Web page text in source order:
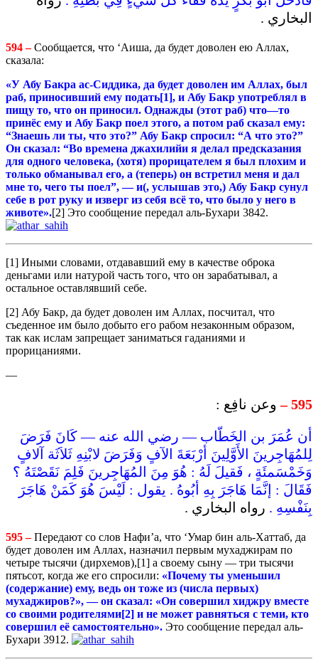
البخاري .
594 –Сообщается, что ‘Аиша, да будет доволен ею Аллах,
сказала:
«У Абу Бакра ас-Сиддика, да будет доволен им Аллах, был
раб, приносивший ему подать[1], и Абу Бакр употреблял в
пищу то, что он приносил. Однажды (этот раб) что—то
принёс ему и Абу Бакр поел этого, а потом раб сказал ему:
“Знаешь ли ты, что это?” Абу Бакр спросил: “А что это?”
Он сказал: “Во времена джахилийи я делал предсказания
для одного человека, (хотя) прорицателем я был плохим и
только обманывал его, а (теперь) он встретил меня и дал
мне то, чего ты поел”, — и(, услышав это,) Абу Бакр сунул
себе в рот руку и изверг из себя всё то, что было у него в
животе».[2] Это сообщение передал аль-Бухари 3842.
[1] Иными словами, отдававший ему в качестве оброка
деньгами или натурой часть того, что он зарабатывал, а
остальное оставлявший себе.
[2] Абу Бакр, да будет доволен им Аллах, посчитал, что
съеденное им было добыто его рабом незаконным образом,
так как ислам запрещает заниматься гаданиями и
прорицаниями.
—
595 – وعن نافِع :
أن عُمَرَ بن الخَطّاب — رضي الله عنه — كَانَ فَرَضَ
لِلمُهَاجِرينَ الأَوَّلِينَ أرْبَعَةَ الآفٍ وَفَرَضَ لابْنِهِ ثَلاَثَة آلافٍ
وَخَمْسَمئَةٍ ، فَقيلَ لَهُ : هُوَ مِنَ المُهَاجِرينَ فَلِمَ نَقَصْتَهُ ؟
فَقَالَ : إنَّمَا هَاجَرَ بِهِ أبُوهُ . يقول : لَيْسَ هُوَ كَمَنْ هَاجَرَ
بِنَفْسِهِ . رواه البخاري .
595 –Передают со слов Нафи’а, что ‘Умар бин аль-Хаттаб, да
будет доволен им Аллах, назначил первым мухаджирам по
четыре тысячи (дирхемов),[1] а своему сыну — три тысячи
пятьсот, когда же его спросили: «Почему ты уменьшил
(содержание) ему, ведь он тоже из (числа первых)
мухаджиров?», — он сказал: «Он совершил хиджру вместе
со своими родителями[2] и не может равняться с теми, кто
совершил её самостоятельно». Это сообщение передал аль-
Бухари 3912.